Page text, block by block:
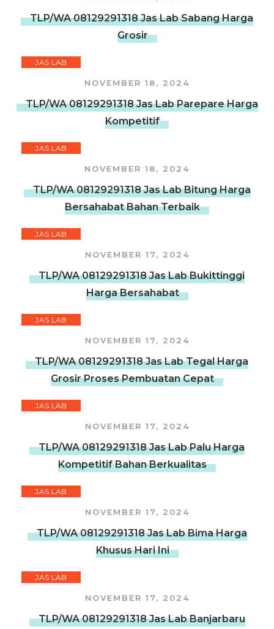
TLP/WA 08129291318 Jas Lab Sabang Harga
Grosir
JAS LAB
NOVEMBER 18, 2024
TLP/WA 08129291318 Jas Lab Parepare Harga
Kompetitif
JAS LAB
NOVEMBER 18, 2024
TLP/WA 08129291318 Jas Lab Bitung Harga
Bersahabat Bahan Terbaik
JAS LAB
NOVEMBER 17, 2024
TLP/WA 08129291318 Jas Lab Bukittinggi
Harga Bersahabat
JAS LAB
NOVEMBER 17, 2024
TLP/WA 08129291318 Jas Lab Tegal Harga
Grosir Proses Pembuatan Cepat
JAS LAB
NOVEMBER 17, 2024
TLP/WA 08129291318 Jas Lab Palu Harga
Kompetitif Bahan Berkualitas
JAS LAB
NOVEMBER 17, 2024
TLP/WA 08129291318 Jas Lab Bima Harga
Khusus Hari Ini
JAS LAB
NOVEMBER 17, 2024
TLP/WA 08129291318 Jas Lab Banjarbaru